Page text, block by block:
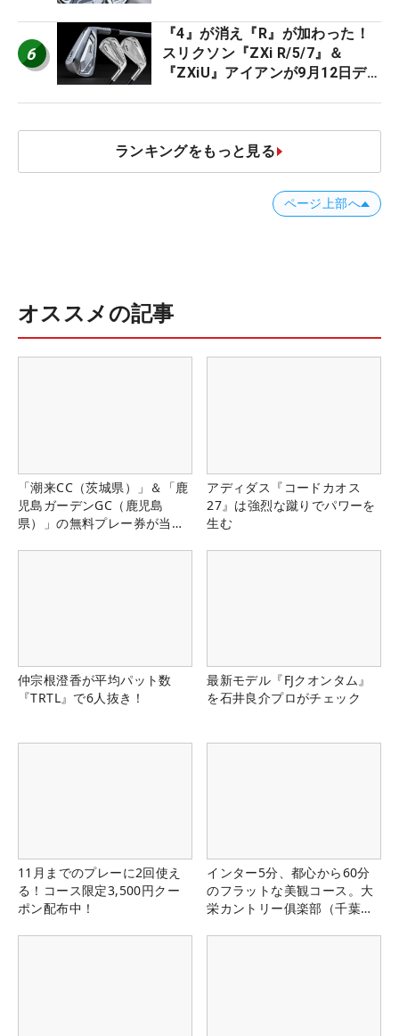
6
『4』が消え『R』が加わった！
スリクソン『ZXi R/5/7』＆
『ZXiU』アイアンが9月12日デ
ランキングをもっと見る
ページ上部へ
オススメの記事
「潮来CC（茨城県）」＆「鹿
児島ガーデンGC（鹿児島
県）」の無料プレー券が当た
アディダス『コードカオス
27』は強烈な蹴りでパワーを
生む
仲宗根澄香が平均パット数
『TRTL』で6人抜き！
最新モデル『FJクオンタム』
を石井良介プロがチェック
11月までのプレーに2回使え
る！コース限定3,500円クー
ポン配布中！
インター5分、都心から60分
のフラットな美観コース。大
栄カントリー俱楽部（千葉